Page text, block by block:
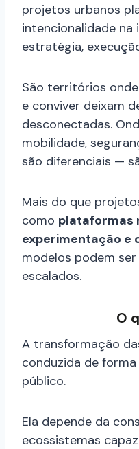
projetos urbanos
intencionalidade
estratégia,
São territórios
e conviver deixam
desconectadas.
mobilidade,
são diferenciais —
Mais do que
como plataformas
experimentação e
modelos podem
escalados.
O
A transformação
conduzida de
público.
Ela depende da
ecossistemas